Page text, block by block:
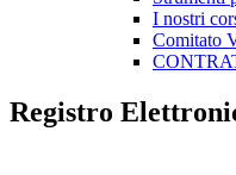
I nostri
Comitato
Registro